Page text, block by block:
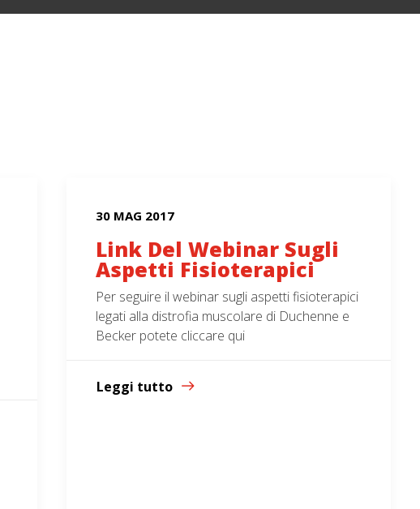
30 MAG 2017
Link Del Webinar Sugli
Aspetti Fisioterapici
Per seguire il webinar sugli aspetti fisioterapici
legati alla distrofia muscolare di Duchenne e
Becker potete cliccare qui
Leggi tutto